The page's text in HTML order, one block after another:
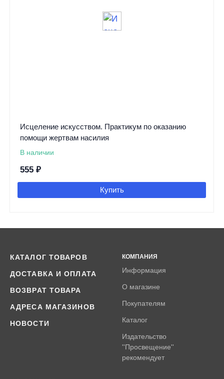
Исцеление искусством. Практикум по оказанию
помощи жертвам насилия
В наличии
555 ₽
Купить
КАТАЛОГ ТОВАРОВ
ДОСТАВКА И ОПЛАТА
ВОЗВРАТ ТОВАРА
АДРЕСА МАГАЗИНОВ
НОВОСТИ
КОМПАНИЯ
Информация
О магазине
Покупателям
Каталог
Издательство
''Просвещение''
рекомендует